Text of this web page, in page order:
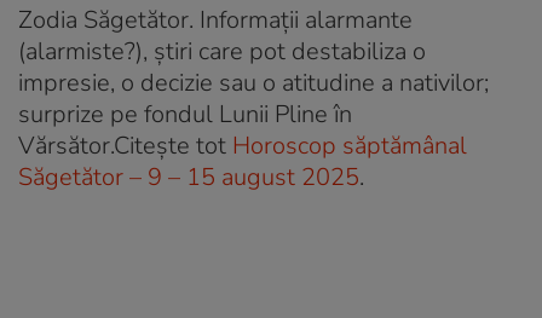
Zodia Săgetător. Informații alarmante
(alarmiste?), știri care pot destabiliza o
impresie, o decizie sau o atitudine a nativilor;
surprize pe fondul Lunii Pline în
Vărsător.Citește tot Horoscop săptămânal
Săgetător – 9 – 15 august 2025.